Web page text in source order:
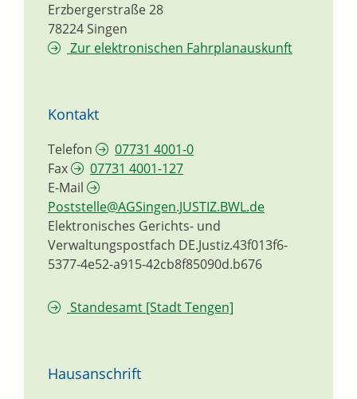
Erzbergerstraße 28
78224Singen
Zur elektronischen Fahrplanauskunft
Kontakt
Telefon
07731 4001-0
Fax
07731 4001-127
E-Mail
Poststelle@AGSingen.JUSTIZ.BWL.de
Elektronisches Gerichts- und
Verwaltungspostfach DE.Justiz.43f013f6-
5377-4e52-a915-42cb8f85090d.b676
Standesamt [Stadt Tengen]
Hausanschrift